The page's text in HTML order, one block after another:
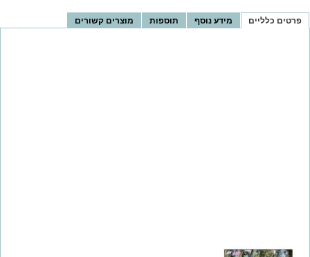
פרטים כלליים מידע נוסף תוספות מוצרים קשורים